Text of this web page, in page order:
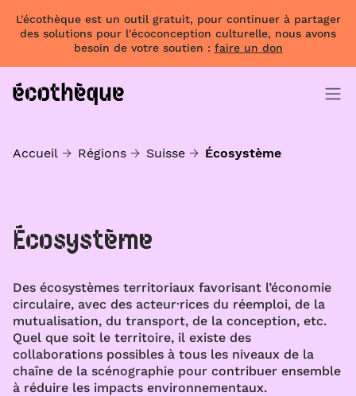
L'écothèque est un outil gratuit, pour continuer à partager
des solutions pour l'écoconception culturelle, nous avons
besoin de votre soutien : faire un don
Accueil Régions Suisse Écosystème
Écosystème
Des écosystèmes territoriaux favorisant l’économie
circulaire, avec des acteur·rices du réemploi, de la
mutualisation, du transport, de la conception, etc.
Quel que soit le territoire, il existe des
collaborations possibles à tous les niveaux de la
chaîne de la scénographie pour contribuer ensemble
à réduire les impacts environnementaux.